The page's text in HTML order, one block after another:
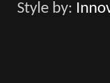
Style by: